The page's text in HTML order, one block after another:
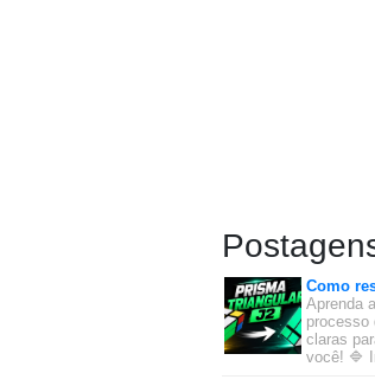
Como
Aprenda
processo
claras
você! 🔷